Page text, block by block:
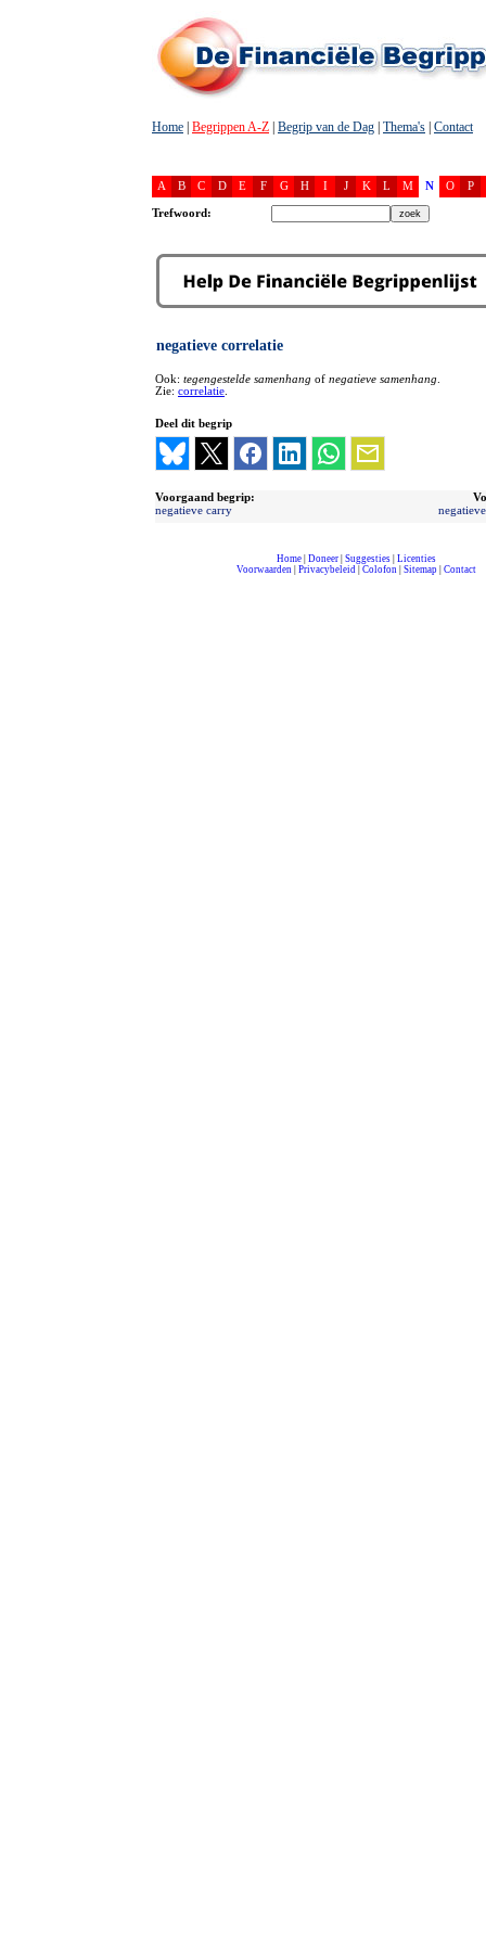
Home Begrippen A-Z Begrip van de Dag Thema's Contact
A B C D E F G H I J K L M N O P
Trefwoord:
negatieve correlatie
Ook: tegengestelde samenhang of negatieve samenhang
Zie: correlatie
Deel dit begrip
Voorgaand begrip:
negatieve carry
Home| Doneer| Suggesties| Licenties
Voorwaarden| Privacybeleid| Colofon| Sitemap| Contact